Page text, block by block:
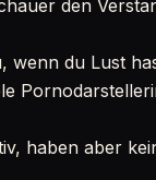
den
du Lust
haben aber